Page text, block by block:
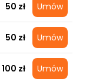
50 zł Umów
50 zł Umów
100 zł Umów